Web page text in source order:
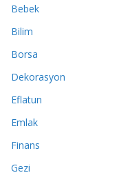
Bebek
Bilim
Borsa
Dekorasyon
Eflatun
Emlak
Finans
Gezi